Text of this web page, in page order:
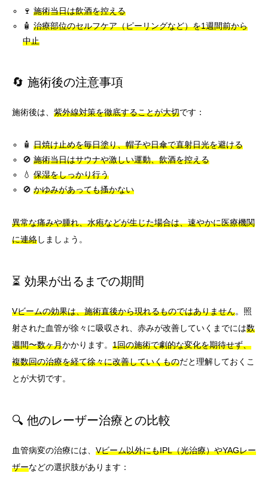
🍷施術当日は飲酒を控える
🧴治療部位のセルフケア（ピーリングなど）を1週間前から
中止
🔄 施術後の注意事項
施術後は、 紫外線対策を徹底することが大切です：
🧴日焼け止めを毎日塗り、帽子や日傘で直射日光を避ける
🚫施術当日はサウナや激しい運動、飲酒を控える
💧保湿をしっかり行う
🚫かゆみがあっても搔かない
異常な痛みや腫れ、水疱などが生じた場合は、速やかに医療機関
に連絡しましょう。
⏳ 効果が出るまでの期間
Vビームの効果は、施術直後から現れるものではありません。照
射された血管が徐々に吸収され、赤みが改善していくまでには数
週間〜数ヶ月かかります。 1回の施術で劇的な変化を期待せず、
複数回の治療を経て徐々に改善していくものだと理解しておくこ
とが大切です。
🔍 他のレーザー治療との比較
血管病変の治療には、 Vビーム以外にもIPL（光治療）やYAGレー
ザーなどの選択肢があります：